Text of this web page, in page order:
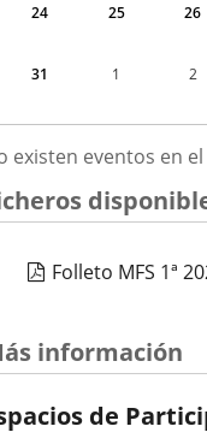
24 25 26
31 1 2
existen eventos en
Folleto MFS 1ª
información
de